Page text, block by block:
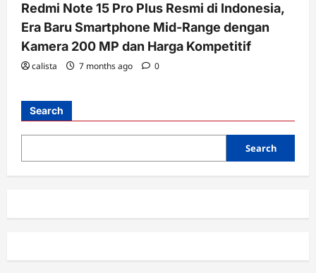
Redmi Note 15 Pro Plus Resmi di Indonesia,
Era Baru Smartphone Mid-Range dengan
Kamera 200 MP dan Harga Kompetitif
calista 7 months ago 0
Search
Search